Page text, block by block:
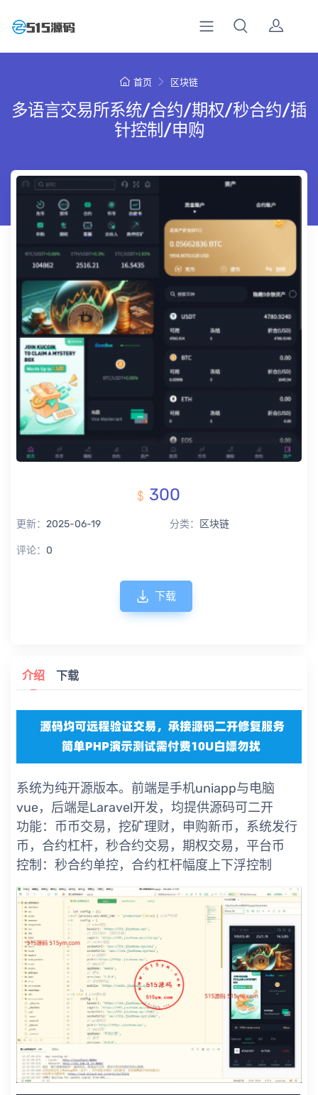
首页 区块链
多语言交易所系统/合约/期权/秒合约/插
针控制/申购
300
更新： 2025-06-19 分类： 区块链
评论： 0
下载
介绍 下载
系统为纯开源版本。前端是手机uniapp与电脑
vue，后端是Laravel开发，均提供源码可二开
功能：币币交易，挖矿理财，申购新币，系统发行
币，合约杠杆，秒合约交易，期权交易，平台币
控制：秒合约单控，合约杠杆幅度上下浮控制